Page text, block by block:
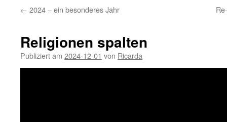
← 2024 – ein besonderes Jahr
Religionen spalten
Publiziert am 2024-12-01 von Ricarda